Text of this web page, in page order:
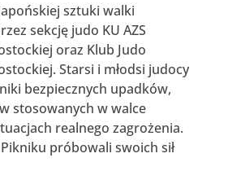
sztuki walki
sekcję judo KU AZS
oraz Klub Judo
Starsi i młodsi judocy
bezpiecznych upadków,
stosowanych w walce
realnego zagrożenia.
próbowali swoich sił